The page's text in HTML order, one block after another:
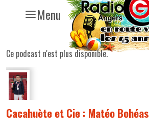
Menu
Ce podcast n'est plus disponible.
Cacahuète et Cie : Matéo Bohéas